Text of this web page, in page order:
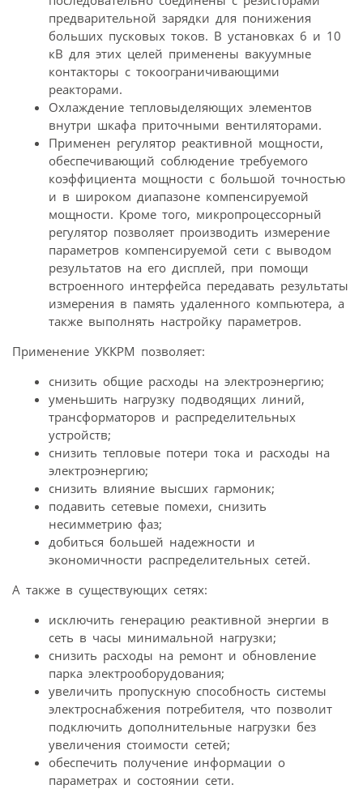
предварительной зарядки для понижения
больших пусковых токов. В установках 6 и 10
кВ для этих целей применены вакуумные
контакторы с токоограничивающими
реакторами.
Охлаждение тепловыделяющих элементов
внутри шкафа приточными вентиляторами.
Применен регулятор реактивной мощности,
обеспечивающий соблюдение требуемого
коэффициента мощности с большой точностью
и в широком диапазоне компенсируемой
мощности. Кроме того, микропроцессорный
регулятор позволяет производить измерение
параметров компенсируемой сети с выводом
результатов на его дисплей, при помощи
встроенного интерфейса передавать результаты
измерения в память удаленного компьютера, а
также выполнять настройку параметров.
Применение УККРМ позволяет:
снизить общие расходы на электроэнергию;
уменьшить нагрузку подводящих линий,
трансформаторов и распределительных
устройств;
снизить тепловые потери тока и расходы на
электроэнергию;
снизить влияние высших гармоник;
подавить сетевые помехи, снизить
несимметрию фаз;
добиться большей надежности и
экономичности распределительных сетей.
А также в существующих сетях:
исключить генерацию реактивной энергии в
сеть в часы минимальной нагрузки;
снизить расходы на ремонт и обновление
парка электрооборудования;
увеличить пропускную способность системы
электроснабжения потребителя, что позволит
подключить дополнительные нагрузки без
увеличения стоимости сетей;
обеспечить получение информации о
параметрах и состоянии сети.